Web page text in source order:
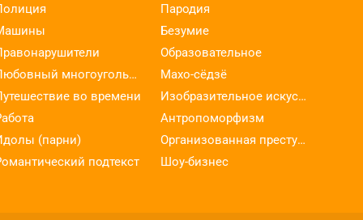
Пародия
Безумие
Образовательное
Любовный многоугольник
Махо-сёдзё
во времени
Изобразительное искусство
Антропоморфизм
(парни)
Организованная преступность
подтекст
Шоу-бизнес